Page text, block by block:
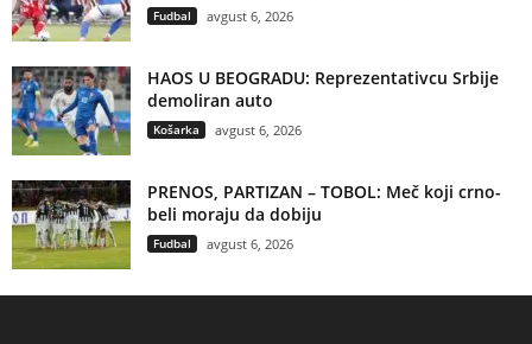
Fudbal avgust 6, 2026
HAOS U BEOGRADU: Reprezentativcu Srbije
demoliran auto
Košarka avgust 6, 2026
PRENOS, PARTIZAN – TOBOL: Meč koji crno-
beli moraju da dobiju
Fudbal avgust 6, 2026